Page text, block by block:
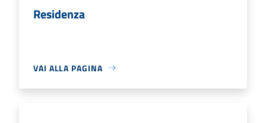
Residenza
VAI ALLA PAGINA